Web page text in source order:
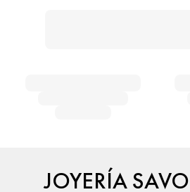
JOYERÍA